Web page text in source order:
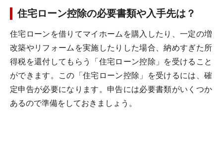
住宅ローン控除の必要書類や入手先は？
住宅ローンを借りてマイホームを購入したり、一定の増
改築やリフォームを実施したりした場合、納めすぎた所
得税を還付してもらう「住宅ローン控除」を受けること
ができます。この「住宅ローン控除」を受けるには、確
定申告が必要になります。申告には必要書類がいくつか
あるので準備をしておきましょう。